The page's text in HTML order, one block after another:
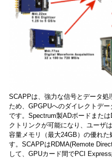
SCAPPは、強力な信号とデータ
ため、GPGPUへのダイレクトデ
です。Spectrum製ADボードまた
クトリンクが可能になり、ユーザ
容量メモリ（最大24GB）の優れ
す。SCAPPはRDMA(Remote
して、GPUカード間でPCI